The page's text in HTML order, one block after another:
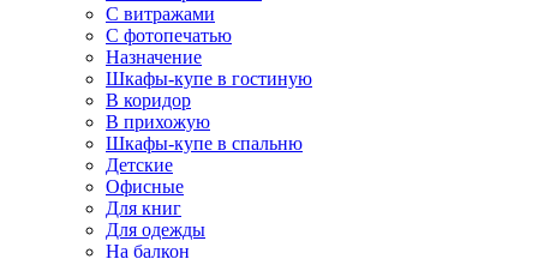
С витражами
С фотопечатью
Назначение
Шкафы-купе в гостиную
В коридор
В прихожую
Шкафы-купе в спальню
Детские
Офисные
Для книг
Для одежды
На балкон